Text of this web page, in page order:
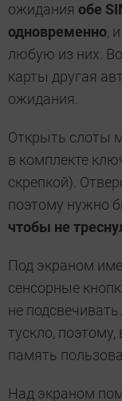
ожидания обе
одновременно,
любую из них.
карты другая
ожидания.
Открыть слоты
в комплекте
скрепкой).
поэтому нужно
чтобы не
Под экраном
сенсорные
не
тускло,
память
Над экраном